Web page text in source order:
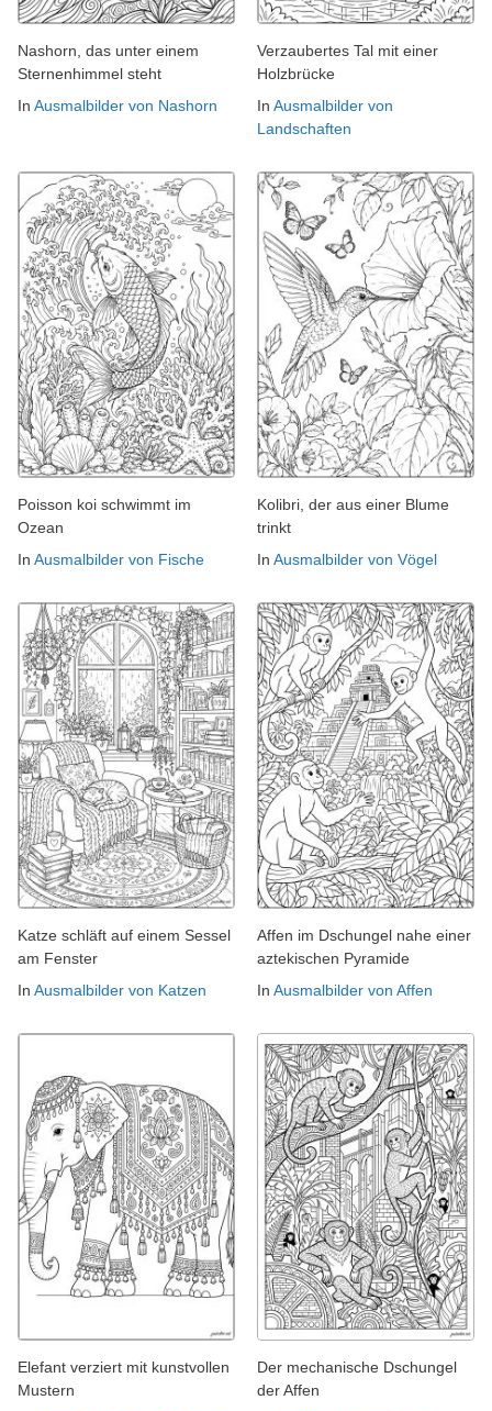
Nashorn, das unter einem
Sternenhimmel steht
In Ausmalbilder von Nashorn
Verzaubertes Tal mit einer
Holzbrücke
In Ausmalbilder von
Landschaften
Poisson koi schwimmt im
Ozean
In Ausmalbilder von Fische
Kolibri, der aus einer Blume
trinkt
In Ausmalbilder von Vögel
Katze schläft auf einem Sessel
am Fenster
In Ausmalbilder von Katzen
Affen im Dschungel nahe einer
aztekischen Pyramide
In Ausmalbilder von Affen
Elefant verziert mit kunstvollen
Mustern
Der mechanische Dschungel
der Affen